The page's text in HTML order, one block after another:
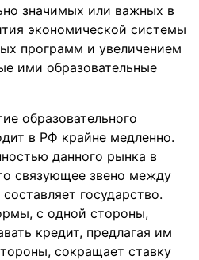
значимых или важных в
экономической системы
программ и увеличением
ими образовательные
образовательного
в РФ крайне медленно.
данного рынка в
связующее звено между
государство.
с одной стороны,
кредит, предлагая им
сокращает ставку